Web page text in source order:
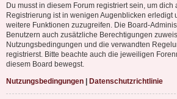
Du musst in diesem Forum registriert sein, um
Registrierung ist in wenigen Augenblicken erledigt
weitere Funktionen zuzugreifen. Die Board-
Benutzern auch zusätzliche Berechtigungen
Nutzungsbedingungen und die verwandten
registrierst. Bitte beachte auch die jeweiligen
diesem Board bewegst.
Nutzungsbedingungen | Datenschutzrichtlinie